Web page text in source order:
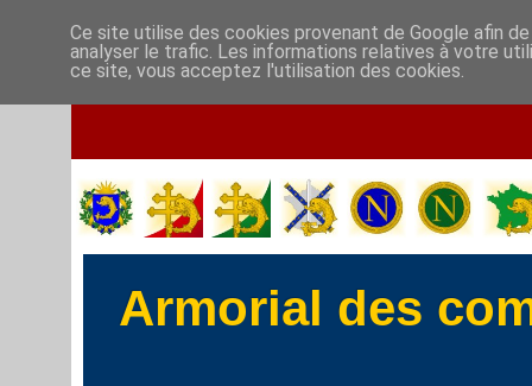
Armorial des
Ce site utilise des cookies provenant de Google afin
analyser le trafic. Les informations relatives à votre
ce site, vous acceptez l'utilisation des cookies.